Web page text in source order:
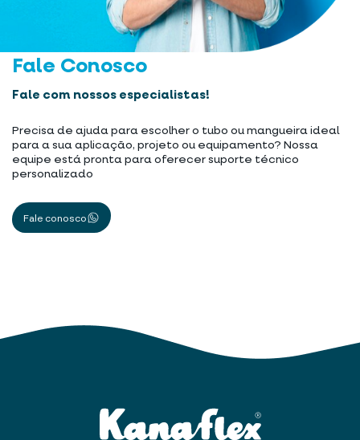
Fale Conosco
Fale com nossos especialistas!
Precisa de ajuda para escolher o tubo ou mangueira ideal
para a sua aplicação, projeto ou equipamento? Nossa
equipe está pronta para oferecer suporte técnico
personalizado
Fale conosco